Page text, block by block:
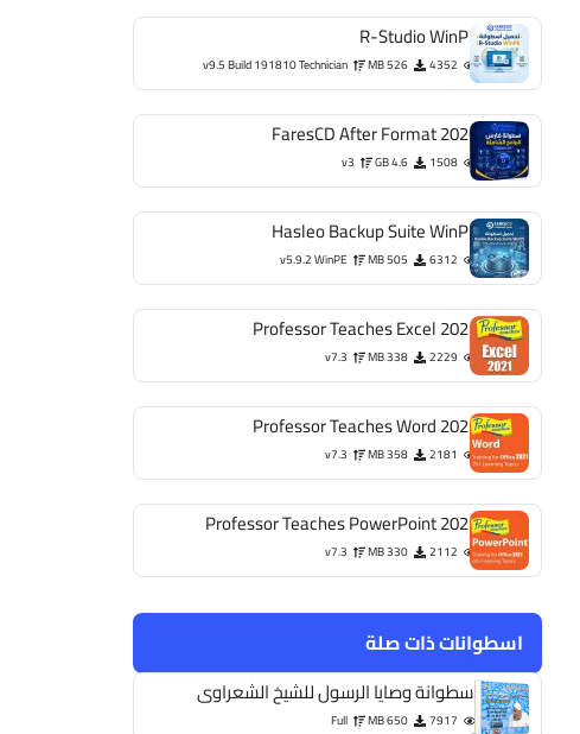
R-Studio WinPE
4352
526 MB
v9.5 Build 191810 Technician
FaresCD After Format 2026
1508
4.6 GB
v3
Hasleo Backup Suite WinPE
6312
505 MB
v5.9.2 WinPE
Professor Teaches Excel 2021
2229
338 MB
v7.3
Professor Teaches Word 2021
2181
358 MB
v7.3
Professor Teaches PowerPoint 2021
2112
330 MB
v7.3
اسطوانات ذات صلة
اسطوانة وصايا الرسول للشيخ الشعراوى
7917
650 MB
Full